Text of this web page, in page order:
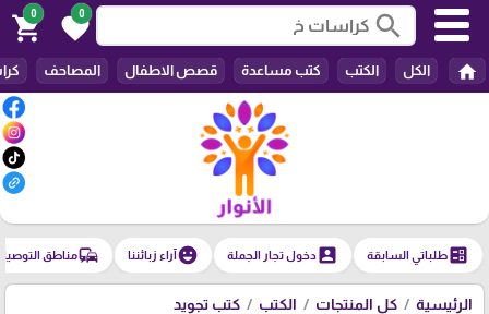
search
0
favorite
0
shopping_cart
home الكل الكتب كتب مساعدة قصص الاطفال المصاحف
ballotطلباتي السابقة account_boxدخول تجار الجملة emoji_emotionsآراء زبائننا commuteمناطق
الرئيسية كل المنتجات الكتب كتب تجويد